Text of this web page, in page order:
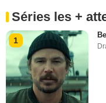
Séries les +
1